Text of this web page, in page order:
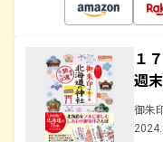
１
週
御朱